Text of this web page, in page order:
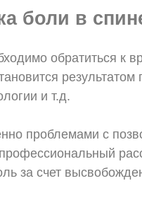
боли в
обратиться
и т.д.
проблемами с
за счет